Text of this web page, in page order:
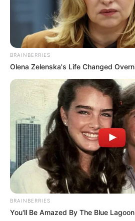
BRAINBERRIES
Olena Zelenska's Life Changed
BRAINBERRIES
You'll Be Amazed By The Blue